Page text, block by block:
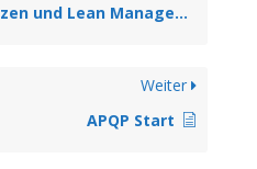
und Lean Management
Weiter
APQP Start